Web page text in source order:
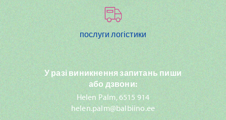
послуги логістики
У разі виникнення запитань пиши
або дзвони:
Helen Palm, 6515 914
helen.palm@balbiino.ee